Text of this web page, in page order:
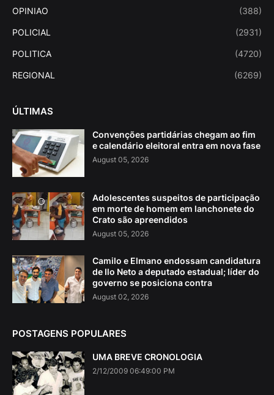
OPINIAO (388)
POLICIAL (2931)
POLITICA (4720)
REGIONAL (6269)
ÚLTIMAS
Convenções partidárias chegam ao fim
e calendário eleitoral entra em nova fase
August 05, 2026
Adolescentes suspeitos de participação
em morte de homem em lanchonete do
Crato são apreendidos
August 05, 2026
Camilo e Elmano endossam candidatura
de Ilo Neto a deputado estadual; líder do
governo se posiciona contra
August 02, 2026
POSTAGENS POPULARES
UMA BREVE CRONOLOGIA
2/12/2009 06:49:00 PM